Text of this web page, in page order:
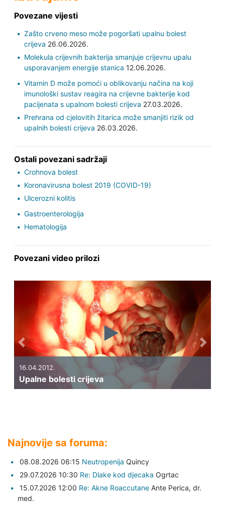
Povezane vijesti
Zašto crveno meso može pogoršati upalnu bolest
crijeva 26.06.2026.
Molekula crijevnih bakterija smanjuje crijevnu upalu
usporavanjem energije stanica 12.06.2026.
Vitamin D može pomoći u oblikovanju načina na koji
imunološki sustav reagira na crijevne bakterije kod
pacijenata s upalnom bolesti crijeva 27.03.2026.
Prehrana od cjelovitih žitarica može smanjiti rizik od
upalnih bolesti crijeva 26.03.2026.
Ostali povezani sadržaji
Crohnova bolest
Koronavirusna bolest 2019 (COVID-19)
Ulcerozni kolitis
Gastroenterologija
Hematologija
Povezani video prilozi
16.04.2012.
Upalne bolesti crijeva
Previous Next
Najnovije sa foruma:
08.08.2026 06:15 Neutropenija Quincy
29.07.2026 10:30 Re: Dlake kod djecaka Ogrtac
15.07.2026 12:00 Re: Akne Roaccutane Ante Perica, dr.
med.